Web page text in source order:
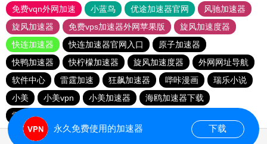
免费vqn外网加速
小蓝鸟 优途加速器官网
风驰加速器
旋风加速器
免费vps加速器外网苹果版
旋风加速度器
快连加速器
快连加速器官网入口
原子加速器
快鸭加速器
快柠檬加速器 旋风加速度器
外网网址导航
软件中心
雷霆加速 狂飙加速器 哔咔漫画
瑞乐小说
小美
小美vpn 小美加速器
海鸥加速器下载
雷霆加速下载
永久免费使用的加速器 下载